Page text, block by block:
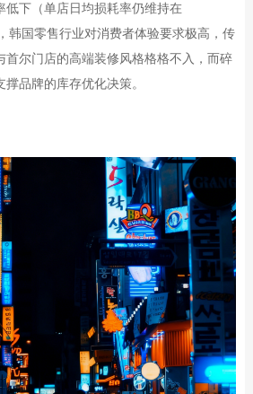
低下（单店日均损耗率仍维持在
韩国零售行业对消费者体验要求极高，传
首尔门店的高端装修风格格格不入，而碎
品牌的库存优化决策。